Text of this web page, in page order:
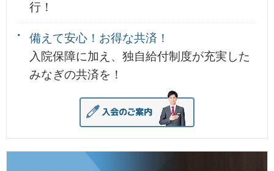
行！
備えて安心！お得な共済！
入院保障に加え、独自給付制度が充実した
みなぎの共済を！